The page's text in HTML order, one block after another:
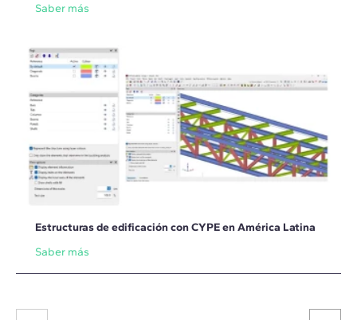
Saber más
Estructuras de edificación con CYPE en América Latina
Saber más